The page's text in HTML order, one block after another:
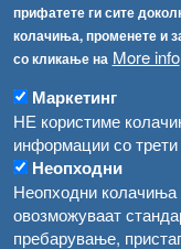
прифатете ги сите
колачиња, променете и
со кликање на More info
Маркетинг
НЕ користиме
информации со трети
Неопходни
Неопходни колачиња
овозможуваат
пребарување,
[АХВ-претходна
Соопштенија
Високите температури ризик од труење со храна, опасни се и за животните
Водата во Гостивар може да се користи како техничка, продолжува испораката на флаширана вода
Во Гостивар спроведени 70 вонредни контроли